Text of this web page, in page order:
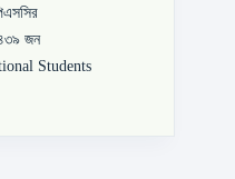
জন
Students